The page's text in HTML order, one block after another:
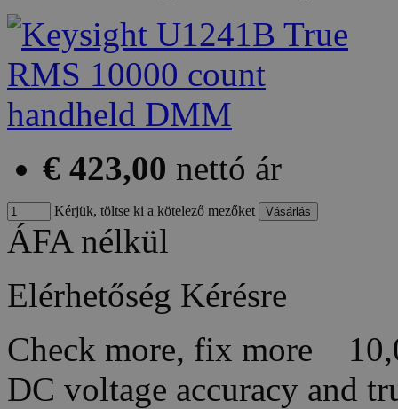
€ 423,00 nettó ár
Kérjük, töltse ki a kötelező mezőket
ÁFA nélkül
Elérhetőség Kérésre
Check more, fix more
DC voltage accuracy and